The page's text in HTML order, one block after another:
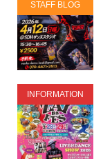
STAFF BLOG
INFORMATION